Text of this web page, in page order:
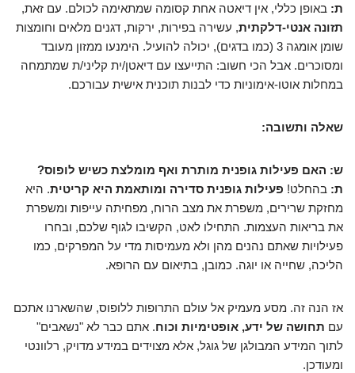
ת: באופן כללי, אין דיאטה אחת קסומה שמתאימה לכולם. עם זאת,
תזונה אנטי-דלקתית, עשירה בפירות, ירקות, דגנים מלאים וחומצות
שומן אומגה 3 (כמו בדגים), יכולה להועיל. הימנעו ממזון מעובד
ומסוכרים. אבל הכי חשוב: התייעצו עם דיאטן/ית קליני/ת שמתמחה
במחלות אוטו-אימוניות כדי לבנות תוכנית אישית עבורכם.
שאלה ותשובה:
ש: האם פעילות גופנית מותרת ואף מומלצת כשיש לופוס?
ת: בהחלט! פעילות גופנית סדירה ומותאמת היא קריטית. היא
מחזקת שרירים, משפרת את מצב הרוח, מפחיתה עייפות ומשפרת
את בריאות העצמות. התחילו לאט, הקשיבו לגוף שלכם, ובחרו
פעילויות שאתם נהנים מהן ולא מעמיסות מדי על המפרקים, כמו
הליכה, שחייה או יוגה. כמובן, בתיאום עם הרופא.
אז הנה זה. מסע מעמיק אל עולם התרופות ללופוס, שהשארנו אתכם
עם תחושה של ידע, אופטימיות וכוח. אתם כבר לא "נשאבים"
לתוך המידע המבולגן של גוגל, אלא מצוידים במידע מדויק, רלוונטי
ומעודכן.